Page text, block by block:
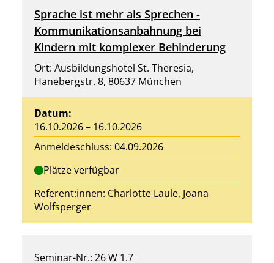
Sprache ist mehr als Sprechen -
Kommunikationsanbahnung bei
Kindern mit komplexer Behinderung
Ort: Ausbildungshotel St. Theresia,
Hanebergstr. 8, 80637 München
Datum:
16.10.2026 – 16.10.2026
Anmeldeschluss: 04.09.2026
Plätze verfügbar
Referent:innen: Charlotte Laule, Joana
Wolfsperger
Seminar-Nr.: 26 W 1.7